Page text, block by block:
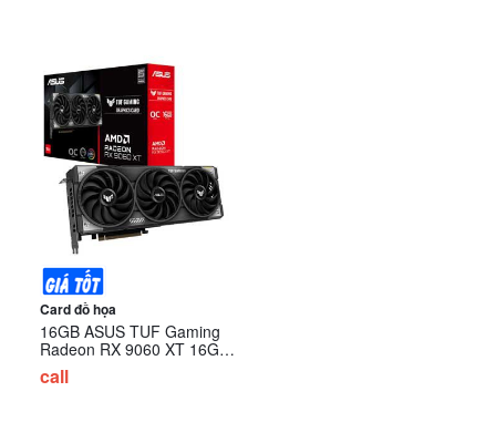
Card đồ họa
16GB ASUS TUF Gaming
Radeon RX 9060 XT 16GB
GDDR6 OC Edition (TUF-
RX9060XT-O16G-GAMING)
call